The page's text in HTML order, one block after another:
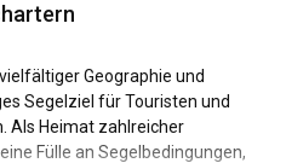
Geographie und
Segelziel für Touristen und
Als Heimat zahlreicher
Fülle an Segelbedingungen,